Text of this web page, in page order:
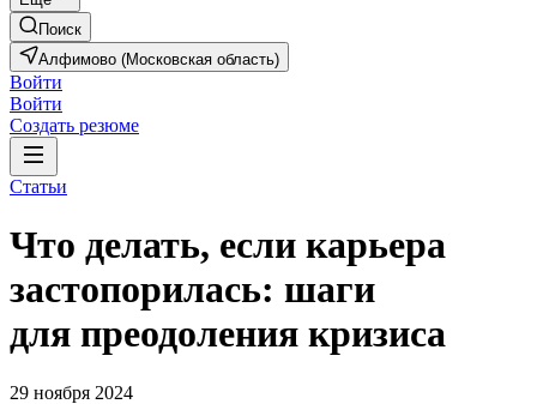
Поиск
Алфимово (Московская область)
Войти
Войти
Создать резюме
Статьи
Что делать, если карьера
застопорилась: шаги
для преодоления кризиса
29 ноября 2024